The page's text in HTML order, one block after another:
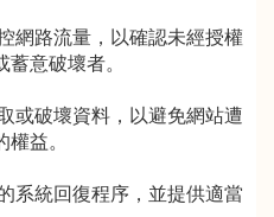
網路流量，以確認未經授權
意破壞者。
或破壞資料，以避免網站遭
益。
系統回復程序，並提供適當